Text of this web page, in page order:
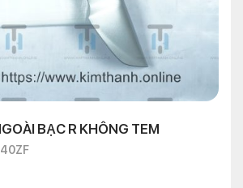
BẠC R KHÔNG TEM